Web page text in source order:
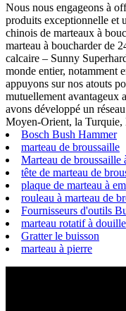
Nous nous engageons à
produits exceptionnelle et
chinois de marteaux à
marteau à boucharder de
calcaire – Sunny
monde entier, notamment
appuyons sur nos atouts
mutuellement avantageux
avons développé un
Moyen-Orient, la Turquie,
Bosch Bush Hammer
marteau de broussaille
Marteau de broussaille
tête de marteau de
plaque de marteau à
rouleau à marteau de
Fournisseurs d'outils
marteau rotatif à douille
Gratter le buisson
marteau à pierre